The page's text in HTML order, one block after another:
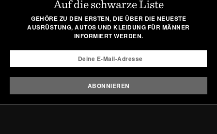
for off-duty afternoons. It's the kind of everyday
essential that quietly replaces every other hoodie in
your rotation, proving that comfort and polish can
Presented by Collars & Co.
Auf die schwarze Liste
GEHÖRE ZU DEN ERSTEN, DIE ÜBER DIE NEUESTE
AUSRÜSTUNG, AUTOS UND KLEIDUNG FÜR MÄNNER
INFORMIERT WERDEN.